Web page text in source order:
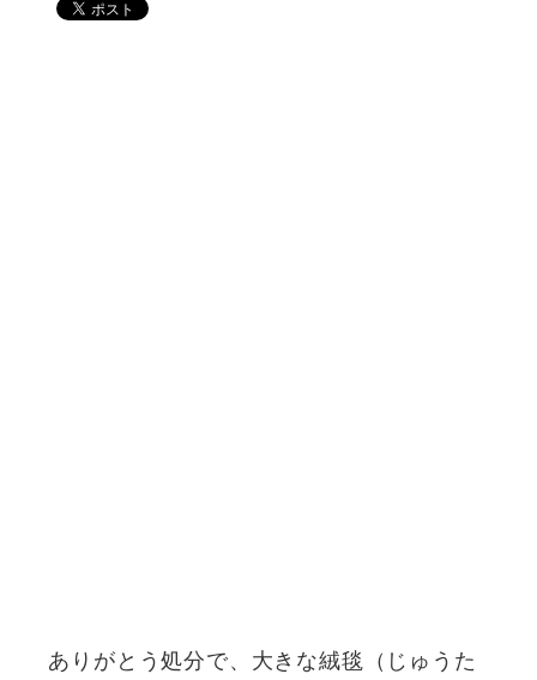
ありがとう処分で、大きな絨毯（じゅうた